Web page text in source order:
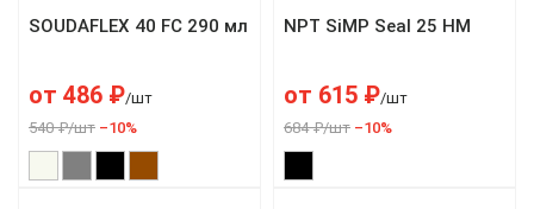
SOUDAFLEX 40 FC 290 мл
от 486 ₽/шт
540 ₽/шт –10%
NPT SiMP Seal 25 HM
от 615 ₽/шт
684 ₽/шт –10%